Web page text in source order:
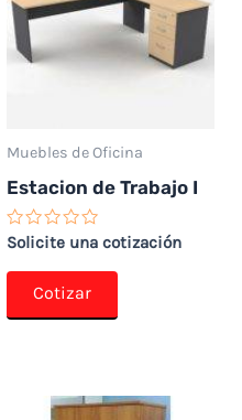
Muebles de Oficina
Estacion de Trabajo I
Valorado
0
Solicite una cotización
Cotizar